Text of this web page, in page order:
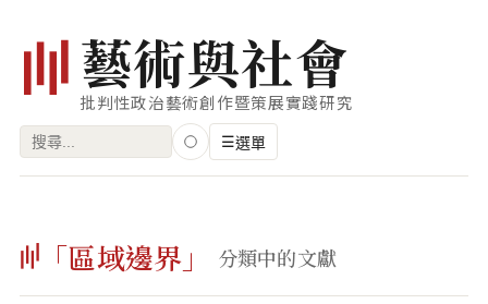
藝術與社會
批判性政治藝術創作暨策展實踐研究
搜
字:
☰選單
藝術家
創作類型
「區域邊界」 分類中的文獻